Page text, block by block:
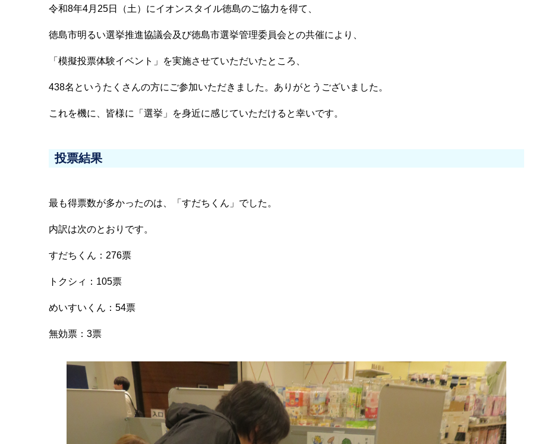
令和8年4月25日（土）にイオンスタイル徳島のご協力を得て、
徳島市明るい選挙推進協議会及び徳島市選挙管理委員会との共催により、
「模擬投票体験イベント」を実施させていただいたところ、
438名というたくさんの方にご参加いただきました。ありがとうございました。
これを機に、皆様に「選挙」を身近に感じていただけると幸いです。
投票結果
最も得票数が多かったのは、「すだちくん」でした。
内訳は次のとおりです。
すだちくん：276票
トクシィ：105票
めいすいくん：54票
無効票：3票